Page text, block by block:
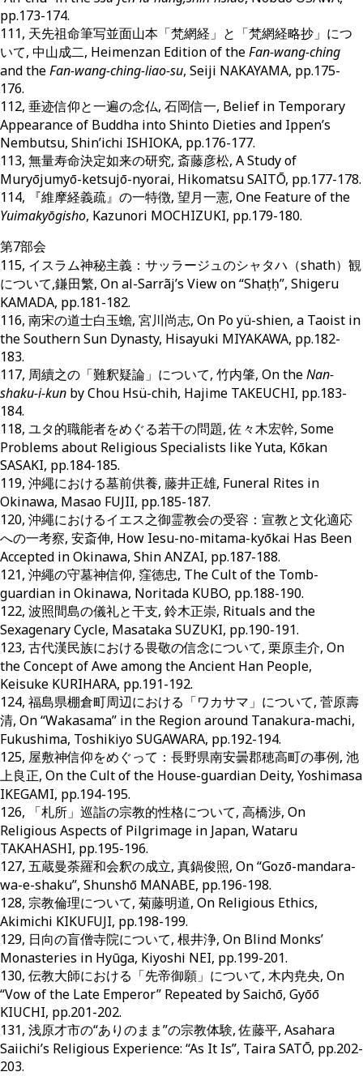
pp.173-174.
111, 天先祖命筆写並面山本「梵網経」と「梵網経略抄」につ
いて, 中山成二, Heimenzan Edition of theFan-wang-ching
and theFan-wang-ching-liao-su, Seiji NAKAYAMA, pp.175-
176.
112, 垂迹信仰と一遍の念仏, 石岡信一, Belief in Temporary
Appearance of Buddha into Shinto Dieties and Ippen’s
Nembutsu, Shin’ichi ISHIOKA, pp.176-177.
113, 無量寿命決定如来の研究, 斎藤彦松, A Study of
Muryōjumyō-ketsujō-nyorai, Hikomatsu SAITŌ, pp.177-178.
114, 『維摩経義疏』の一特徴, 望月一憲, One Feature of the
Yuimakyōgisho, Kazunori MOCHIZUKI, pp.179-180.
第7部会
115, イスラム神秘主義：サッラージュのシャタハ（shath）観
について,鎌田繁, On al-Sarrãj’s View on “Shaṭḥ”, Shigeru
KAMADA, pp.181-182.
116, 南宋の道士白玉蟾, 宮川尚志, On Po yü-shien, a Taoist in
the Southern Sun Dynasty, Hisayuki MIYAKAWA, pp.182-
183.
117, 周續之の「難釈疑論」について, 竹内肇, On theNan-
shaku-i-kun by Chou Hsü-chih, Hajime TAKEUCHI, pp.183-
184.
118, ユタ的職能者をめぐる若干の問題, 佐々木宏幹, Some
Problems about Religious Specialists like Yuta, Kōkan
SASAKI, pp.184-185.
119, 沖繩における墓前供養, 藤井正雄, Funeral Rites in
Okinawa, Masao FUJII, pp.185-187.
120, 沖繩におけるイエス之御霊教会の受容：宣教と文化適応
への一考察, 安斎伸, How Iesu-no-mitama-kyōkai Has Been
Accepted in Okinawa, Shin ANZAI, pp.187-188.
121, 沖繩の守墓神信仰, 窪徳忠, The Cult of the Tomb-
guardian in Okinawa, Noritada KUBO, pp.188-190.
122, 波照間島の儀礼と干支, 鈴木正崇, Rituals and the
Sexagenary Cycle, Masataka SUZUKI, pp.190-191.
123, 古代漢民族における畏敬の信念について, 栗原圭介, On
the Concept of Awe among the Ancient Han People,
Keisuke KURIHARA, pp.191-192.
124, 福島県棚倉町周辺における「ワカサマ」について, 菅原壽
清, On “Wakasama” in the Region around Tanakura-machi,
Fukushima, Toshikiyo SUGAWARA, pp.192-194.
125, 屋敷神信仰をめぐって：長野県南安曇郡穂高町の事例, 池
上良正, On the Cult of the House-guardian Deity, Yoshimasa
IKEGAMI, pp.194-195.
126, 「札所」巡詣の宗教的性格について, 高橋渉, On
Religious Aspects of Pilgrimage in Japan, Wataru
TAKAHASHI, pp.195-196.
127, 五蔵曼荼羅和会釈の成立, 真鍋俊照, On “Gozō-mandara-
wa-e-shaku”, Shunshō MANABE, pp.196-198.
128, 宗教倫理について, 菊藤明道, On Religious Ethics,
Akimichi KIKUFUJI, pp.198-199.
129, 日向の盲僧寺院について, 根井浄, On Blind Monks’
Monasteries in Hyūga, Kiyoshi NEI, pp.199-201.
130, 伝教大師における「先帝御願」について, 木内尭央, On
“Vow of the Late Emperor” Repeated by Saichō, Gyōō
KIUCHI, pp.201-202.
131, 浅原才市の“ありのまま”の宗教体験, 佐藤平, Asahara
Saiichi’s Religious Experience: “As It Is”, Taira SATŌ, pp.202-
203.